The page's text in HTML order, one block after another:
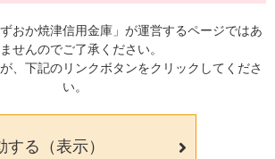
て
おか焼津信用金庫」が運営するページではあ
せんのでご了承ください。
、下記のリンクボタンをクリックしてくださ
い。
する（表示）